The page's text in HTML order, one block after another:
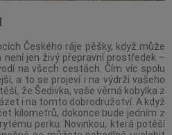
Českého ráje pěšky, když může
jen živý přepravní prostředek –
na všech cestách. Čím víc spolu
a to se projeví i na výdrži vašeho
že Šedivka, vaše věrná kobylka z
i na tomto dobrodružství. A když
kilometrů, dokonce bude jedním z
perku. Novinkou, která potěší